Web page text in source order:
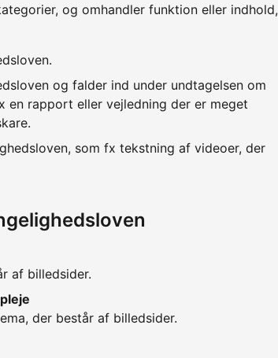
og omhandler funktion eller indhold,
og falder ind under undtagelsen om
rapport eller vejledning der er meget
som fx tekstning af videoer, der
af billedsider.
der består af billedsider.